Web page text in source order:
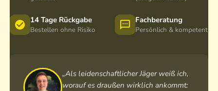
14 Tage Rückgabe
Bestellen ohne Risiko
Fachberatung
Persönlich & kompetent
„Als leidenschaftlicher Jäger weiß ich,
worauf es draußen wirklich ankommt: